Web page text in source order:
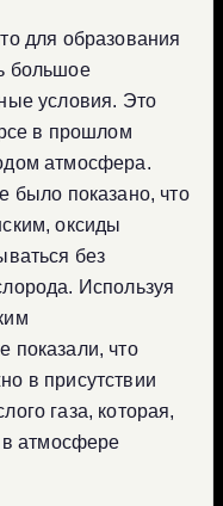
для образования
большое
условия. Это
в прошлом
атмосфера.
было показано, что
оксиды
без
Используя
показали, что
в присутствии
газа, которая,
в атмосфере